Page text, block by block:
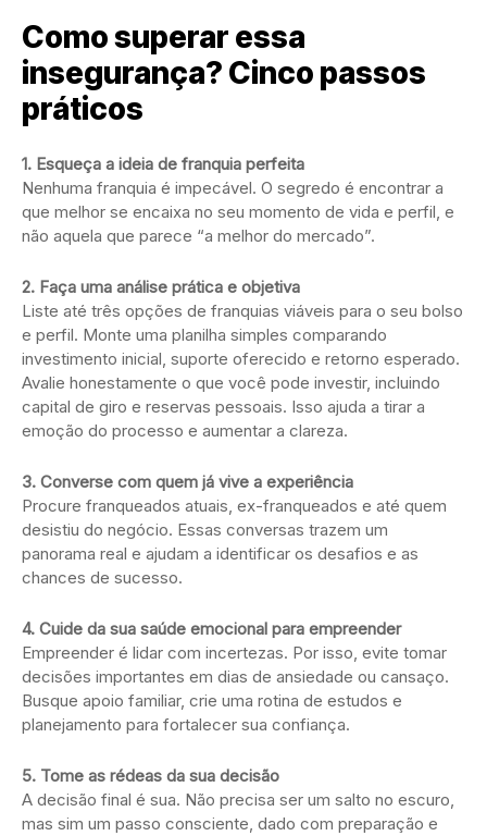
Como superar essa
insegurança? Cinco passos
práticos
1. Esqueça a ideia de franquia perfeita
Nenhuma franquia é impecável. O segredo é encontrar a
que melhor se encaixa no seu momento de vida e perfil, e
não aquela que parece “a melhor do mercado”.
2. Faça uma análise prática e objetiva
Liste até três opções de franquias viáveis para o seu bolso
e perfil. Monte uma planilha simples comparando
investimento inicial, suporte oferecido e retorno esperado.
Avalie honestamente o que você pode investir, incluindo
capital de giro e reservas pessoais. Isso ajuda a tirar a
emoção do processo e aumentar a clareza.
3. Converse com quem já vive a experiência
Procure franqueados atuais, ex-franqueados e até quem
desistiu do negócio. Essas conversas trazem um
panorama real e ajudam a identificar os desafios e as
chances de sucesso.
4. Cuide da sua saúde emocional para empreender
Empreender é lidar com incertezas. Por isso, evite tomar
decisões importantes em dias de ansiedade ou cansaço.
Busque apoio familiar, crie uma rotina de estudos e
planejamento para fortalecer sua confiança.
5. Tome as rédeas da sua decisão
A decisão final é sua. Não precisa ser um salto no escuro,
mas sim um passo consciente, dado com preparação e